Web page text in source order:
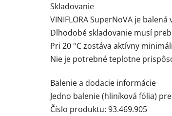
Skladovanie
VINIFLORA SuperNoVA je
Dlhodobé skladovanie musí
Pri 20 °C zostáva aktívny
Nie je potrebné teplotne
Balenie a dodacie informácie
Jedno balenie (hliníková fólia)
Číslo produktu: 93.469.905